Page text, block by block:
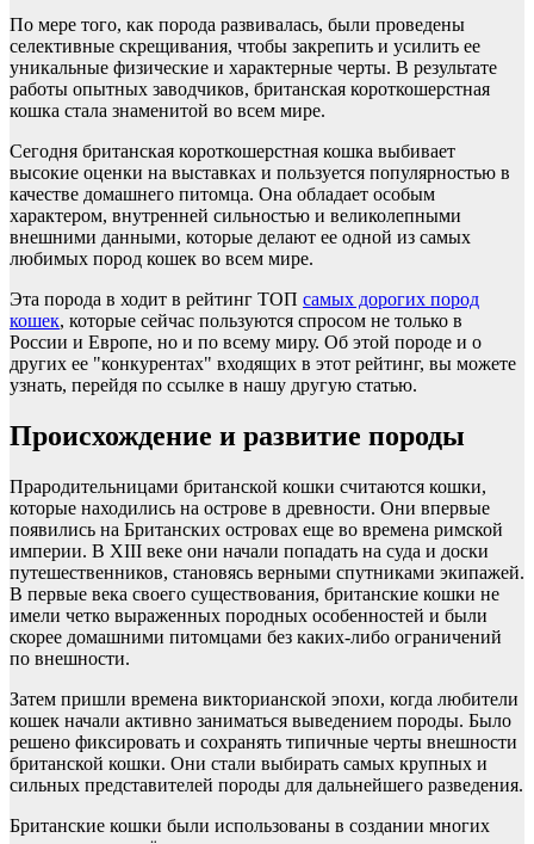
По мере того, как порода развивалась, были проведены
селективные скрещивания, чтобы закрепить и усилить ее
уникальные физические и характерные черты. В результате
работы опытных заводчиков, британская короткошерстная
кошка стала знаменитой во всем мире.
Сегодня британская короткошерстная кошка выбивает
высокие оценки на выставках и пользуется популярностью в
качестве домашнего питомца. Она обладает особым
характером, внутренней сильностью и великолепными
внешними данными, которые делают ее одной из самых
любимых пород кошек во всем мире.
Эта порода в ходит в рейтинг ТОП самых дорогих пород
кошек, которые сейчас пользуются спросом не только в
России и Европе, но и по всему миру. Об этой породе и о
других ее "конкурентах" входящих в этот рейтинг, вы можете
узнать, перейдя по ссылке в нашу другую статью.
Происхождение и развитие породы
Прародительницами британской кошки считаются кошки,
которые находились на острове в древности. Они впервые
появились на Британских островах еще во времена римской
империи. В XIII веке они начали попадать на суда и доски
путешественников, становясь верными спутниками экипажей.
В первые века своего существования, британские кошки не
имели четко выраженных породных особенностей и были
скорее домашними питомцами без каких-либо ограничений
по внешности.
Затем пришли времена викторианской эпохи, когда любители
кошек начали активно заниматься выведением породы. Было
решено фиксировать и сохранять типичные черты внешности
британской кошки. Они стали выбирать самых крупных и
сильных представителей породы для дальнейшего разведения.
Британские кошки были использованы в создании многих